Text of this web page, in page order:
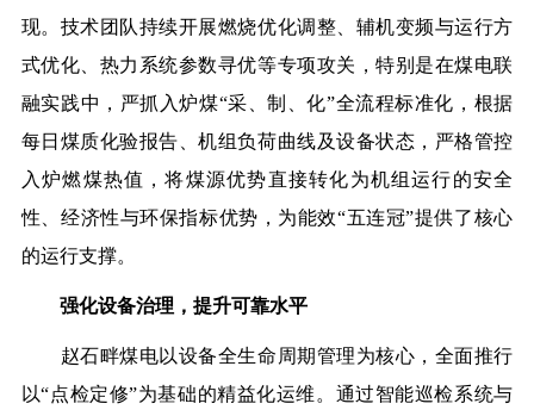
现。技术团队持续开展燃烧优化调整、辅机变频与运行方
式优化、热力系统参数寻优等专项攻关，特别是在煤电联
融实践中，严抓入炉煤“采、制、化”全流程标准化，根据
每日煤质化验报告、机组负荷曲线及设备状态，严格管控
入炉燃煤热值，将煤源优势直接转化为机组运行的安全
性、经济性与环保指标优势，为能效“五连冠”提供了核心
的运行支撑。
强化设备治理，提升可靠水平
赵石畔煤电以设备全生命周期管理为核心，全面推行
以“点检定修”为基础的精益化运维。通过智能巡检系统与